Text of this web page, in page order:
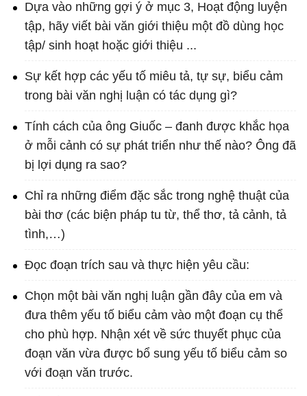
Dựa vào những gợi ý ở mục 3, Hoạt động luyện
tập, hãy viết bài văn giới thiệu một đồ dùng học
tập/ sinh hoạt hoặc giới thiệu ...
Sự kết hợp các yếu tố miêu tả, tự sự, biểu cảm
trong bài văn nghị luận có tác dụng gì?
Tính cách của ông Giuốc – đanh được khắc họa
ở mỗi cảnh có sự phát triển như thế nào? Ông đã
bị lợi dụng ra sao?
Chỉ ra những điểm đặc sắc trong nghệ thuật của
bài thơ (các biện pháp tu từ, thể thơ, tả cảnh, tả
tình,…)
Đọc đoạn trích sau và thực hiện yêu cầu:
Chọn một bài văn nghị luận gần đây của em và
đưa thêm yếu tố biểu cảm vào một đoạn cụ thể
cho phù hợp. Nhận xét về sức thuyết phục của
đoạn văn vừa được bổ sung yếu tố biểu cảm so
với đoạn văn trước.